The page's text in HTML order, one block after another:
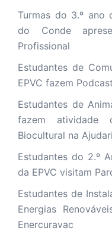
Turmas do 3.º ano
do Conde
Profissional
Estudantes de
EPVC fazem
Estudantes de
fazem atividade
Biocultural na
Estudantes do 2.º
da EPVC visitam
Estudantes de
Energias
Enercuravac